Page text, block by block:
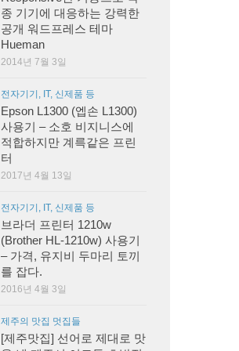
종 기기에 대응하는 강력한
공개 워드프레스 테마
Hueman
2014년 7월 3일
전자기기, IT, 신제품 등
Epson L1300 (엡손 L1300)
사용기 – 소호 비지니스에
적합하지만 계륵같은 프린
터
2017년 4월 13일
전자기기, IT, 신제품 등
브라더 프린터 1210w
(Brother HL-1210w) 사용기
– 가격, 유지비 두마리 토끼
를 잡다.
2016년 4월 3일
제주의 맛집 멋집들
[제주맛집] 선어로 제대로 맛